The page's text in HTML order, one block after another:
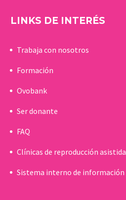
LINKS DE INTERÉS
Trabaja con nosotros
Formación
Ovobank
Ser donante
FAQ
Clínicas de reproducción asistida
Sistema interno de información